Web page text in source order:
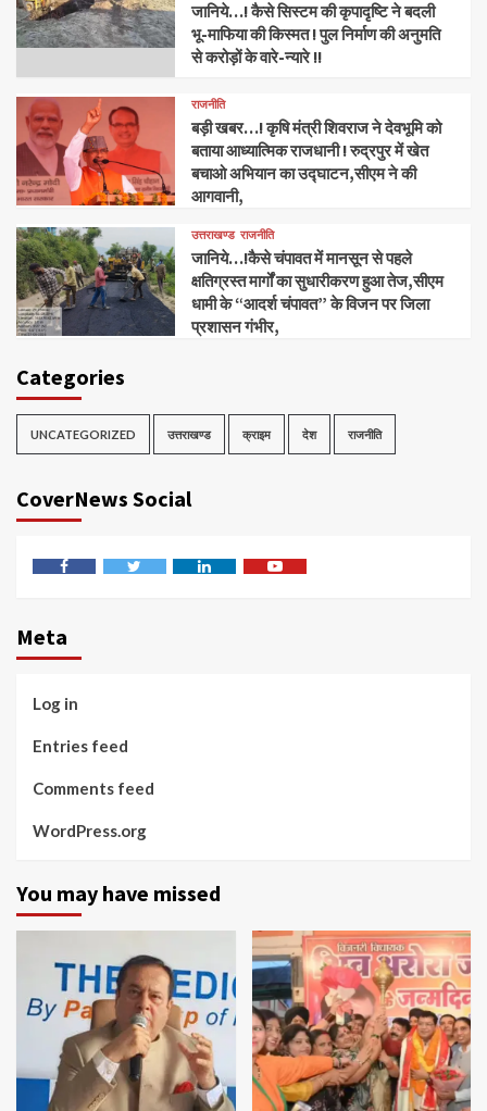
जानिये…! कैसे सिस्टम की कृपादृष्टि ने बदली
भू-माफिया की किस्मत ! पुल निर्माण की अनुमति
से करोड़ों के वारे-न्यारे !!
राजनीति
बड़ी खबर…! कृषि मंत्री शिवराज ने देवभूमि को
बताया आध्यात्मिक राजधानी ! रुद्रपुर में खेत
बचाओ अभियान का उद्घाटन,सीएम ने की
आगवानी,
उत्तराखण्ड राजनीति
जानिये…!कैसे चंपावत में मानसून से पहले
क्षतिग्रस्त मार्गों का सुधारीकरण हुआ तेज,सीएम
धामी के “आदर्श चंपावत” के विजन पर जिला
प्रशासन गंभीर,
Categories
UNCATEGORIZED उत्तराखण्ड क्राइम देश राजनीति
CoverNews Social
Meta
Log in
Entries feed
Comments feed
WordPress.org
You may have missed